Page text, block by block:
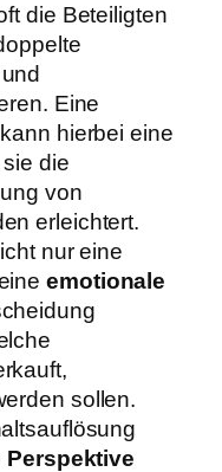
die Beteiligten
Eine
hierbei eine
die
von
erleichtert.
nur eine
emotionale
sollen.